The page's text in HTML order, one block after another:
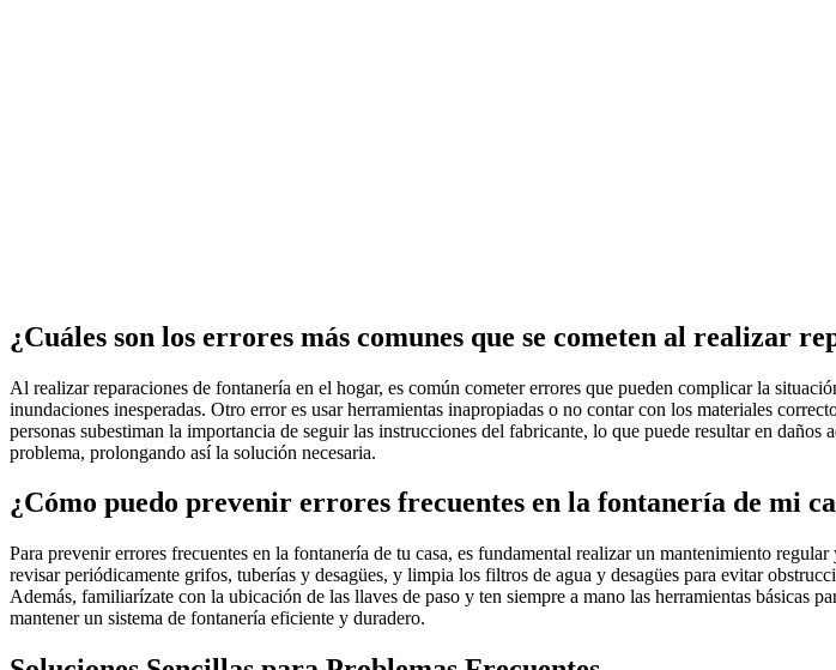
¿Cuáles son los errores más comunes que se cometen al realizar
Al realizar reparaciones de fontanería en el hogar, es común cometer errores que pueden complicar la
inundaciones inesperadas. Otro error es usar herramientas inapropiadas o no contar con los materiales
personas subestiman la importancia de seguir las instrucciones del fabricante, lo que puede resultar en
problema, prolongando así la solución necesaria.
¿Cómo puedo prevenir errores frecuentes en la fontanería de mi
Para prevenir errores frecuentes en la fontanería de tu casa, es fundamental realizar un mantenimiento
revisar periódicamente grifos, tuberías y desagües, y limpia los filtros de agua y desagües para evitar
Además, familiarízate con la ubicación de las llaves de paso y ten siempre a mano las herramientas básicas
mantener un sistema de fontanería eficiente y duradero.